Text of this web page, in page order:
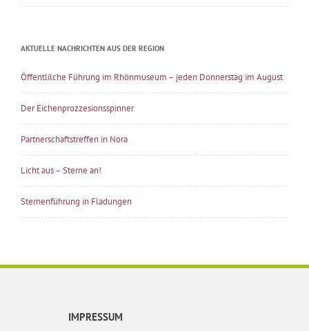
AKTUELLE NACHRICHTEN AUS DER REGION
Öffentlilche Führung im Rhönmuseum – jeden Donnerstag im August
Der Eichenprozzesionsspinner
Partnerschaftstreffen in Nora
Licht aus – Sterne an!
Sternenführung in Fladungen
IMPRESSUM